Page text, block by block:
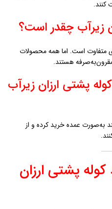
کنند.
زيرآب چقدر است؟
متفاوت است. اما همه محصولات
هستند.
پشتی ارزان زيرآب
به‌صورت عمده خرید کرده و از
پشتی ارزان